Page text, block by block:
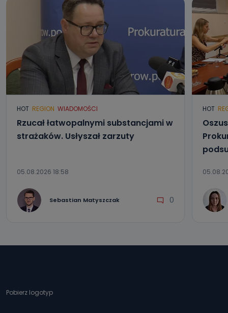
HOT REGION WIADOMOŚCI
Rzucał łatwopalnymi substancjami w
strażaków. Usłyszał zarzuty
05.08.2026 18:58
Sebastian Matyszczak 0
HOT
Pobierz logotyp